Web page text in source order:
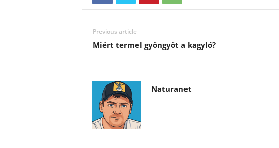
Previous article
Miért termel gyöngyöt a kagyló?
Naturanet